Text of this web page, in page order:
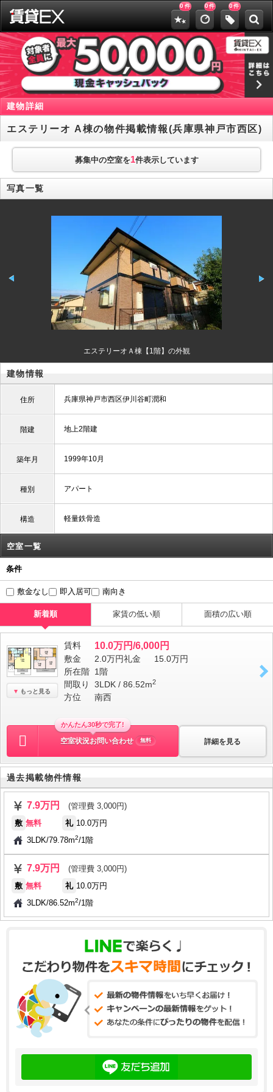
0 件 0件 0件
建物詳細
エステリーオ A棟の物件掲載情報(兵庫県神戸市西区)
募集中の空室を1件表示しています
写真一覧
エステリーオＡ棟【1階】の外観
建物情報
住所 兵庫県神戸市西区伊川谷町潤和
階建 地上2階建
築年月 1999年10月
種別 アパート
構造 軽量鉄骨造
空室一覧
条件
敷金なし 即入居可 南向き
新着順 家賃の低い順 面積の広い順
もっと見る
賃料 10.0万円/6,000円
敷金 2.0万円礼金
15.0万円
所在階 1階
間取り
3LDK / 86.52m2
方位 南西
詳細を見る
かんたん30秒で完了!
空室状況お問い合わせ 無料
過去掲載物件情報
7.9万円
(管理費 3,000円)
敷 無料 礼 10.0万円
3LDK/79.78m2/1階
7.9万円
(管理費 3,000円)
敷 無料 礼 10.0万円
3LDK/86.52m2/1階